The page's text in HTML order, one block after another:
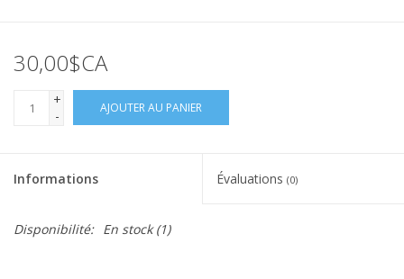
30,00$CA
+
-
AJOUTER AU PANIER
Informations Évaluations (0)
Disponibilité: En stock(1)